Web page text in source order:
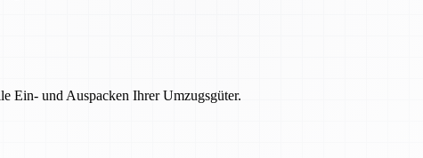
Ein- und Auspacken Ihrer Umzugsgüter.